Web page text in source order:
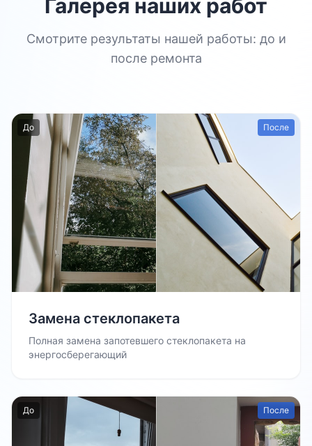
Галерея наших работ
Смотрите результаты нашей работы: до и
после ремонта
До После
Замена стеклопакета
Полная замена запотевшего стеклопакета на
энергосберегающий
До После